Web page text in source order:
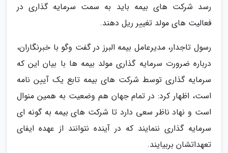
رسد شرکت های بیمه باید به سمت سرمایه گذاری در
فعالیت های مولد تغییر ریل دهند.
رسول تاجدار، مدیرعامل بیمه البرز در گفت وگو با خبرنگاران،
درباره ضرورت سرمایه گذاری مولد بیمه ها با بیان این که
سرمایه گذاری توسط شرکت های بیمه تابع یک آیین نامه
است، اظهار کرد: در تمام جهان هم وضعیت به همین منوال
است و نهاد ناظر سعی دارد تا شرکت های بیمه به گونه ای
سرمایه گذاری ننمایند که در آینده نتوانند از عهده ایفای
تعهداتشان بربیایند.